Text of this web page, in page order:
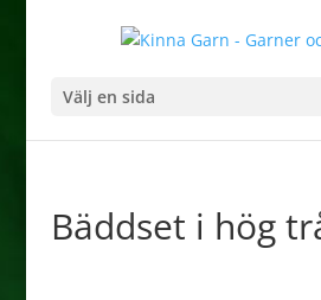
Välj en sida
Bäddset i hög